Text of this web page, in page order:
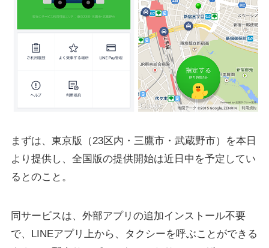
まずは、東京版（23区内・三鷹市・武蔵野市）を本日
より提供し、全国版の提供開始は近日中を予定してい
るとのこと。
同サービスは、外部アプリの追加インストール不要
で、LINEアプリ上から、タクシーを呼ぶことができる